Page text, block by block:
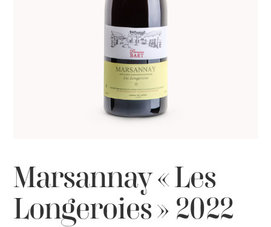
Marsannay « Les
Longeroies » 2022